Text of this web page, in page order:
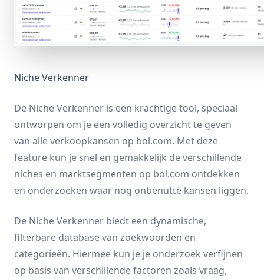
Niche Verkenner
De Niche Verkenner is een krachtige tool, speciaal
ontworpen om je een volledig overzicht te geven
van alle verkoopkansen op bol.com. Met deze
feature kun je snel en gemakkelijk de verschillende
niches en marktsegmenten op bol.com ontdekken
en onderzoeken waar nog onbenutte kansen liggen.
De Niche Verkenner biedt een dynamische,
filterbare database van zoekwoorden en
categorieën. Hiermee kun je je onderzoek verfijnen
op basis van verschillende factoren zoals vraag,